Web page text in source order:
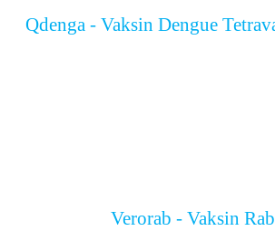
Qdenga - Vaksin Dengue
Verorab - Vaksin